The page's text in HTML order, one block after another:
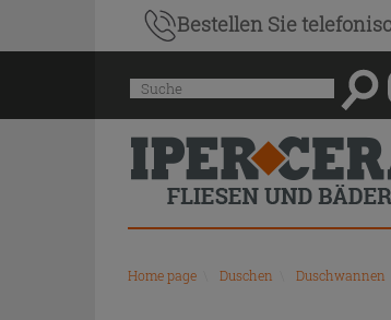
Bestellen Sie
Menü
für
und
Suche
Home page Duschen Duschwannen